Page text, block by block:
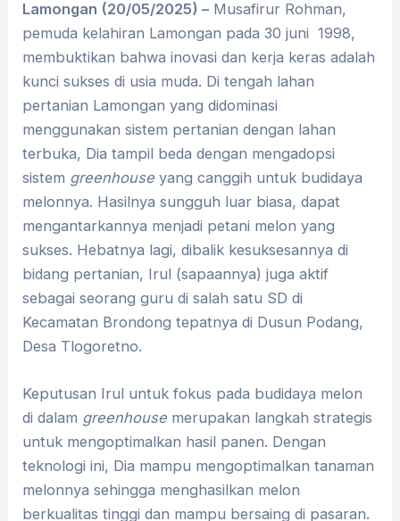
Lamongan (20/05/2025) – Musafirur Rohman,
pemuda kelahiran Lamongan pada 30 juni 1998,
membuktikan bahwa inovasi dan kerja keras adalah
kunci sukses di usia muda. Di tengah lahan
pertanian Lamongan yang didominasi
menggunakan sistem pertanian dengan lahan
terbuka, Dia tampil beda dengan mengadopsi
sistem greenhouse yang canggih untuk budidaya
melonnya. Hasilnya sungguh luar biasa, dapat
mengantarkannya menjadi petani melon yang
sukses. Hebatnya lagi, dibalik kesuksesannya di
bidang pertanian, Irul (sapaannya) juga aktif
sebagai seorang guru di salah satu SD di
Kecamatan Brondong tepatnya di Dusun Podang,
Desa Tlogoretno.
Keputusan Irul untuk fokus pada budidaya melon
di dalam greenhouse merupakan langkah strategis
untuk mengoptimalkan hasil panen. Dengan
teknologi ini, Dia mampu mengoptimalkan tanaman
melonnya sehingga menghasilkan melon
berkualitas tinggi dan mampu bersaing di pasaran.